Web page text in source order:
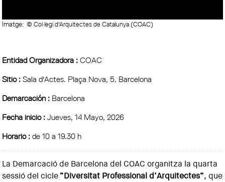
Imatge: © Col·legi d'Arquitectes de Catalunya (COAC)
Entidad Organizadora :COAC
Sitio :Sala d'Actes. Plaça Nova, 5. Barcelona
Demarcación : Barcelona
Fecha inicio :Jueves, 14 Mayo, 2026
Horario :de 10 a 19.30 h
La Demarcació de Barcelona del COAC organitza la quarta
sessió del cicle“Diversitat Professional d’Arquitectes”, que